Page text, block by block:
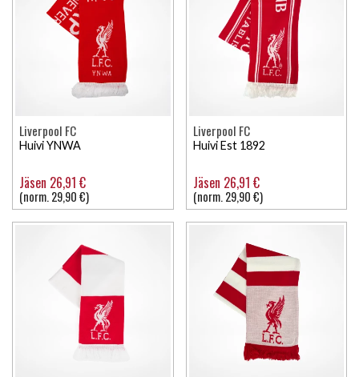
Liverpool FC
Huivi YNWA
Jäsen 26,91 €
(norm. 29,90 €)
Liverpool FC
Huivi Est 1892
Jäsen 26,91 €
(norm. 29,90 €)